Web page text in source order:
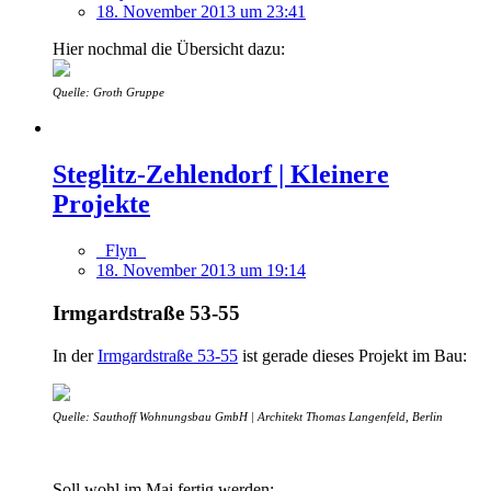
18. November 2013 um 23:41
Hier nochmal die Übersicht dazu:
Quelle: Groth Gruppe
Steglitz-Zehlendorf | Kleinere
Projekte
_Flyn_
18. November 2013 um 19:14
Irmgardstraße 53-55
In derIrmgardstraße 53-55 ist gerade dieses Projekt im Bau:
Quelle: Sauthoff Wohnungsbau GmbH | Architekt Thomas Langenfeld, Berlin